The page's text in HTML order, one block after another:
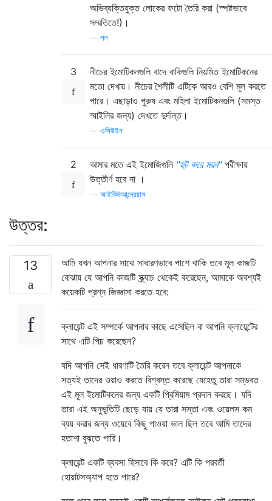
অভিব্যক্তিযুক্ত লোকের ফটো তৈরি করা (স্পষ্টভাবে
সম্মতিতে!)।
পল
3
নীচের ইমোটিকনগুলি বাদে বাকিগুলি নিয়মিত ইমোটিকনের
মতো দেখায়। নীচের শৈলীটি এটিকে আরও বেশি মূল করতে
পারে। এছাড়াও পুরুষ এবং মহিলা ইমোটিকনগুলি (সমস্ত
স্মাইলির জন্য) দেখতে দুর্দান্ত।
এসিউইন
2 আমার মতে এই ইমোজিগুলি "হুট করে মরন"পরীক্ষায়
উত্তীর্ণ হবে না ।
আইকিউআন্দ্রেয়াস
উত্তর:
13
আমি যখন আপনার সাথে সাধারণভাবে পাশে থাকি তবে মূল কাজটি
বোঝায় যে আপনি কাজটি স্ক্র্যাচ থেকেই করেছেন, আমাকে অবশ্যই
কয়েকটি প্রশ্ন জিজ্ঞাসা করতে হবে:
ক্লায়েন্ট এই সম্পর্কে আপনার কাছে এসেছিল বা আপনি ক্লায়েন্টের
সাথে এটি পিচ করেছেন?
যদি আপনি সেই ধারণাটি তৈরি করেন তবে ক্লায়েন্ট আপনাকে
সত্যই তাদের ওয়াও করতে বিশ্বস্ত করেছে যেহেতু তারা সম্ভবত
এই মূল ইমোটিকনের জন্য একটি প্রিমিয়াম প্রদান করছে। যদি
তারা এই অনুভূতিটি ছেড়ে যায় যে তারা সস্তা এবং ওয়েলস কম
ব্যয় করার জন্য ওয়েবে কিছু পাওয়া ভাল ছিল তবে আমি তাদের
হতাশা বুঝতে পারি।
ক্লায়েন্ট একটি ব্যবসা হিসাবে কি করে? এটি কি পরবর্তী
হোয়াটসঅ্যাপ হতে পারে?